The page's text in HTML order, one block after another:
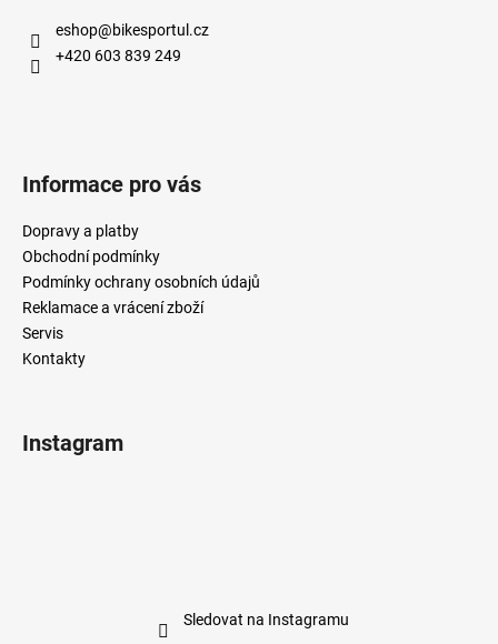
eshop@bikesportul.cz
+420 603 839 249
Informace pro vás
Dopravy a platby
Obchodní podmínky
Podmínky ochrany osobních údajů
Reklamace a vrácení zboží
Servis
Kontakty
Instagram
Sledovat na Instagramu